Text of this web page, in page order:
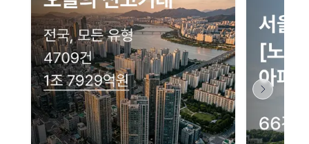
네이버 지도 연결 안내
현재 네이버 지도 연결이 원활하지 않아 지도를 불러올 수 없습니다.
이용에 불편을 드려 죄송합니다.
다시 시도